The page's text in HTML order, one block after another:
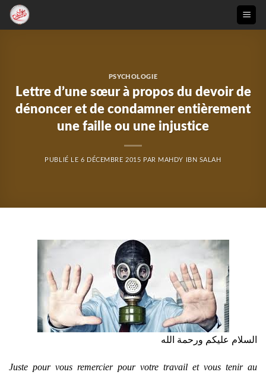
Passer
PSYCHOLOGIE
Lettre d’une sœur à propos du devoir de
dénoncer et de condamner entièrement
une faille ou une injustice
PUBLIÉ LE 6 DÉCEMBRE 2015 PAR MAHDY IBN SALAH
السلام عليكم ورحمة الله
Juste pour vous remercier pour votre travail et vous tenir au